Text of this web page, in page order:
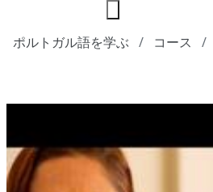
ポルトガル語を学ぶ コース